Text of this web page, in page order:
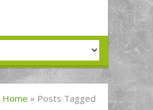
Home » Posts Tagged